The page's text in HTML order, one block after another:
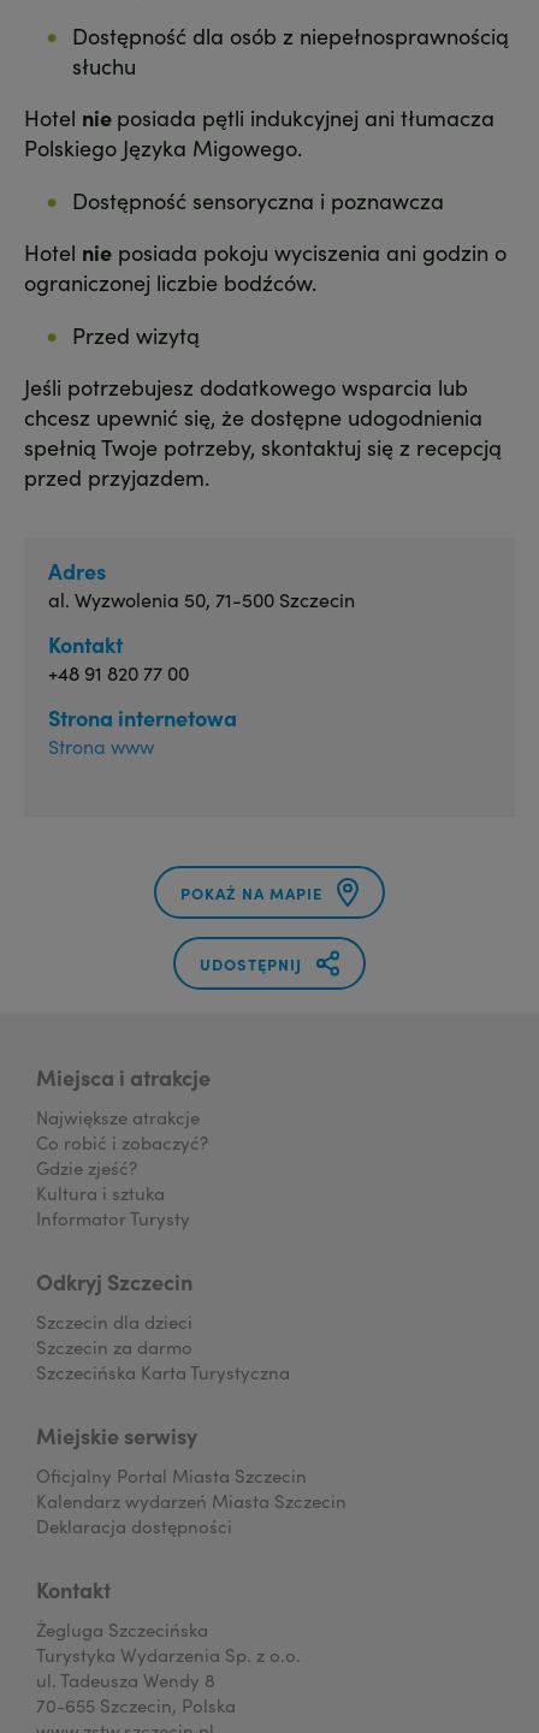
Dostępność dla osób z niepełnosprawnością
słuchu
Hotel nie posiada pętli indukcyjnej ani tłumacza
Polskiego Języka Migowego.
Dostępność sensoryczna i poznawcza
Hotel nie posiada pokoju wyciszenia ani godzin o
ograniczonej liczbie bodźców.
Przed wizytą
Jeśli potrzebujesz dodatkowego wsparcia lub
chcesz upewnić się, że dostępne udogodnienia
spełnią Twoje potrzeby, skontaktuj się z recepcją
przed przyjazdem.
Adres
al. Wyzwolenia 50, 71-500 Szczecin
Kontakt
+48 91 820 77 00
Strona internetowa
Strona www
POKAŻ NA MAPIE
UDOSTĘPNIJ
Miejsca i atrakcje
Największe atrakcje
Co robić i zobaczyć?
Gdzie zjeść?
Kultura i sztuka
Informator Turysty
Odkryj Szczecin
Szczecin dla dzieci
Szczecin za darmo
Szczecińska Karta Turystyczna
Miejskie serwisy
Oficjalny Portal Miasta Szczecin
Kalendarz wydarzeń Miasta Szczecin
Deklaracja dostępności
Kontakt
Żegluga Szczecińska
Turystyka Wydarzenia Sp. z o.o.
ul. Tadeusza Wendy 8
70-655 Szczecin, Polska